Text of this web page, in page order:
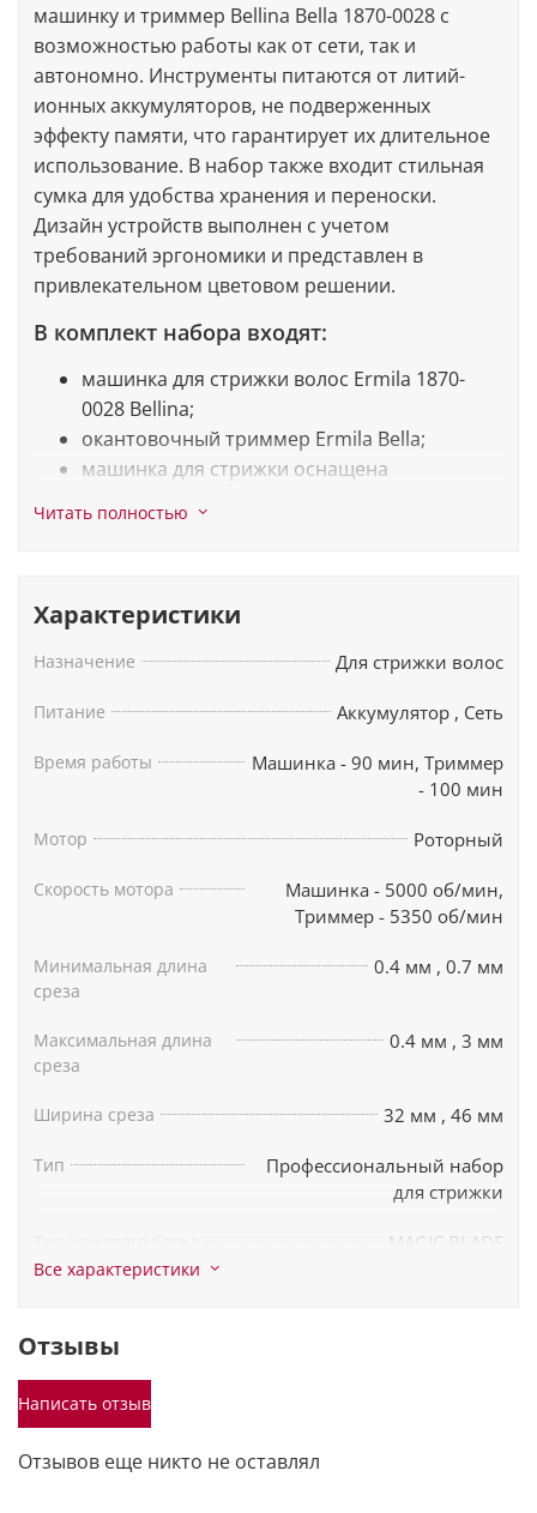
машинку и триммер Bellina Bella 1870-0028 с
возможностью работы как от сети, так и
автономно. Инструменты питаются от литий-
ионных аккумуляторов, не подверженных
эффекту памяти, что гарантирует их длительное
использование. В набор также входит стильная
сумка для удобства хранения и переноски.
Дизайн устройств выполнен с учетом
требований эргономики и представлен в
привлекательном цветовом решении.
В комплект набора входят:
машинка для стрижки волос Ermila 1870-
0028 Bellina;
окантовочный триммер Ermila Bella;
машинка для стрижки оснащена
насадками 3, 6, 9, 12, 18 и 25 мм;
сумка для хранения;
щёточка для чистки;
Читать полностью
Характеристики
Назначение Для стрижки волос
Питание Аккумулятор , Сеть
Время работы
Машинка - 90 мин, Триммер
- 100 мин
Мотор Роторный
Скорость мотора
Машинка - 5000 об/мин,
Триммер - 5350 об/мин
Минимальная длина
среза
0.4 мм , 0.7 мм
Максимальная длина
среза
0.4 мм , 3 мм
Ширина среза 32 мм , 46 мм
Тип
Профессиональный набор
для стрижки
MAGIC BLADE
Время зарядки
Материал лезвий
Все характеристики
Отзывы
Написать отзыв
Отзывов еще никто не оставлял